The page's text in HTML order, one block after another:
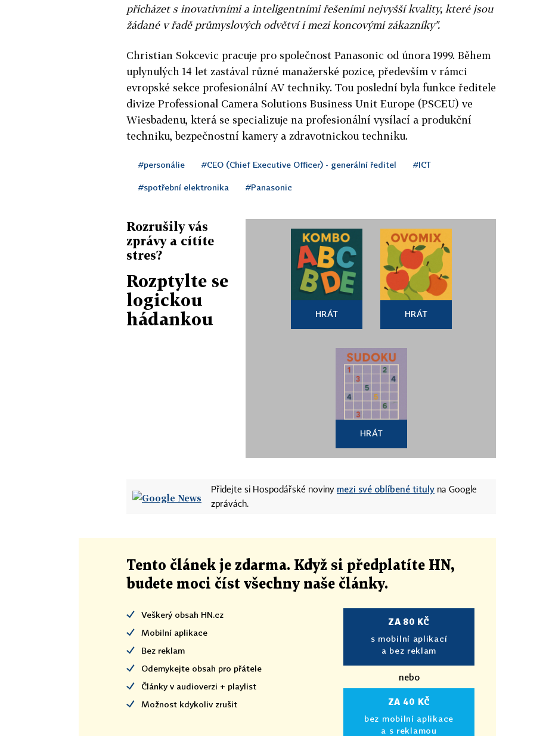
přicházet s inovativními a inteligentními řešeními nejvyšší kvality, které jsou
žádané v řadě průmyslových odvětví i mezi koncovými zákazníky".
Christian Sokcevic pracuje pro společnost Panasonic od února 1999. Během
uplynulých 14 let zastával různé manažerské pozice, především v rámci
evropské sekce profesionální AV techniky. Tou poslední byla funkce ředitele
divize Professional Camera Solutions Business Unit Europe (PSCEU) ve
Wiesbadenu, která se specializuje na profesionální vysílací a produkční
techniku, bezpečnostní kamery a zdravotnickou techniku.
#personálie #CEO (Chief Executive Officer) - generální ředitel #ICT
#spotřební elektronika #Panasonic
Rozrušily vás
zprávy a cítíte
stres?
Rozptylte se
logickou
hádankou
HRÁT HRÁT
HRÁT
Přidejte si Hospodářské noviny mezi své oblíbené tituly na Google
zprávách.
Tento článek je zdarma. Když si předplatíte HN,
budete moci číst všechny naše články.
Veškerý obsah HN.cz
Mobilní aplikace
Bez reklam
Odemykejte obsah pro přátele
Články v audioverzi + playlist
Možnost kdykoliv zrušit
ZA 80 KČ
s mobilní aplikací
a bez reklam
nebo
ZA 40 KČ
bez mobilní aplikace
a s reklamou